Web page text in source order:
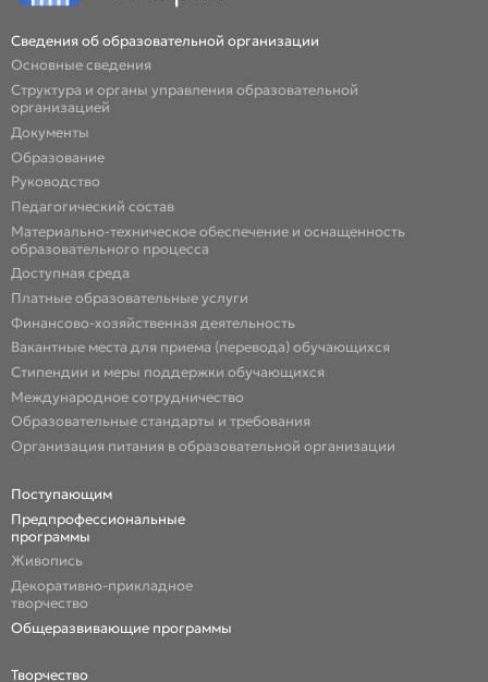
Сведения об образовательной организации
Основные сведения
Структура и органы управления образовательной
организацией
Документы
Образование
Руководство
Педагогический состав
Материально-техническое обеспечение и оснащенность
образовательного процесса
Доступная среда
Платные образовательные услуги
Финансово-хозяйственная деятельность
Вакантные места для приема (перевода) обучающихся
Стипендии и меры поддержки обучающихся
Международное сотрудничество
Образовательные стандарты и требования
Организация питания в образовательной организации
Поступающим
Предпрофессиональные
программы
Живопись
Декоративно-прикладное
творчество
Общеразвивающие программы
Творчество